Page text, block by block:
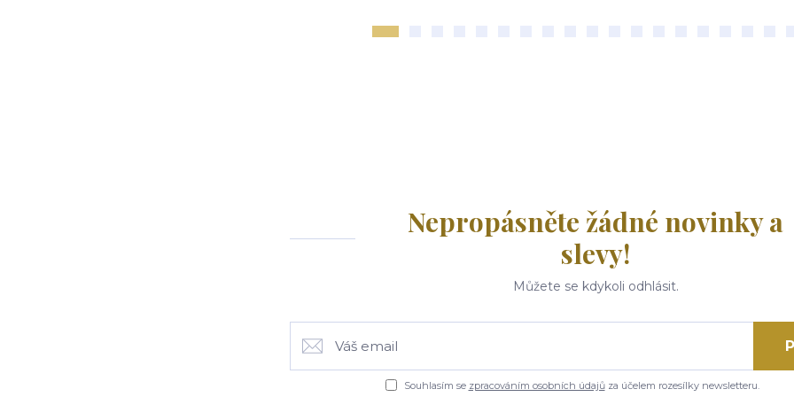
Nepropásněte žádné novinky a
slevy!
Můžete se kdykoli odhlásit.
Souhlasím se zpracováním osobních údajůza účelem rozesílky newsletteru.